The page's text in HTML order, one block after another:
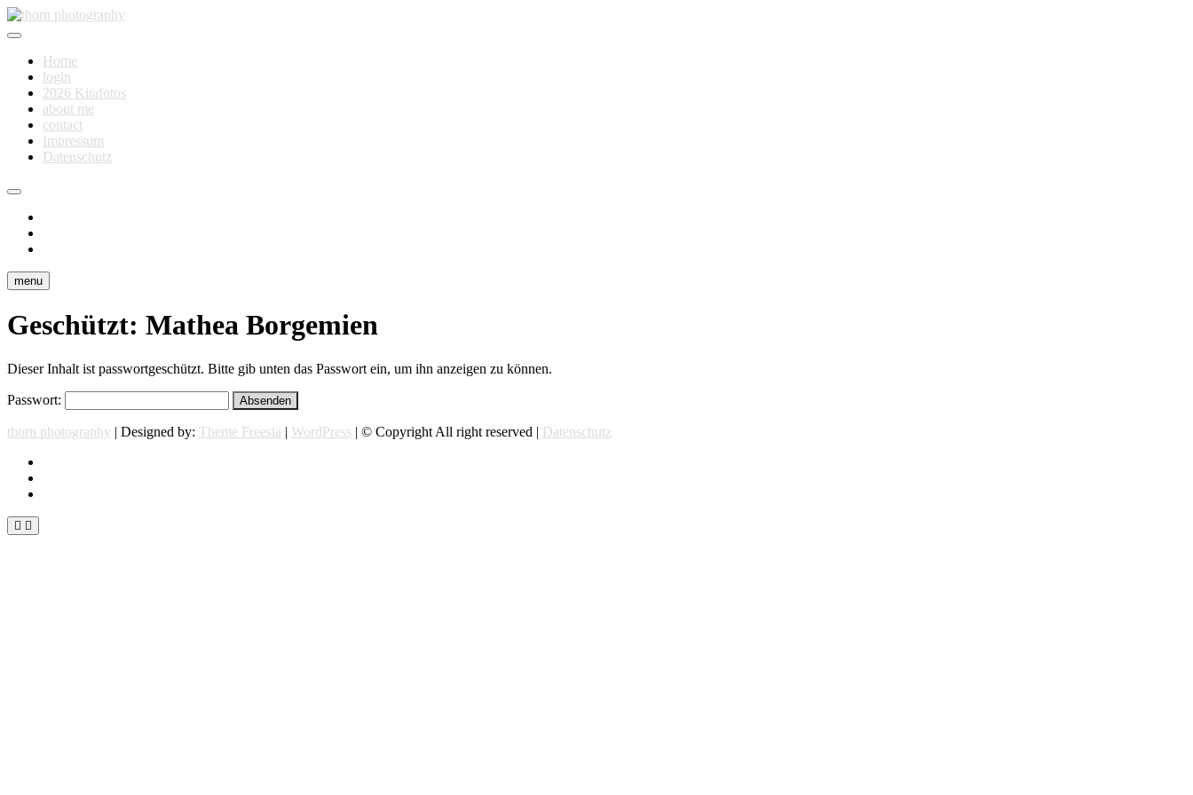
Skip
to
thorn photography
Fotografie für Dich
Home
login
2026 Kitafotos
about me
contact
Impressum
Datenschutz
menu
Geschützt: Mathea Borgemien
Dieser Inhalt ist passwortgeschützt. Bitte gib unten das Passwort ein, um ihn anzeigen zu können.
Passwort:
thorn photography | Designed by: Theme Freesia | WordPress | © Copyright All right reserved | Datenschutz